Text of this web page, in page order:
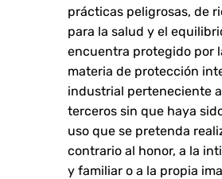
prácticas peligrosas, de
para la salud y el
encuentra protegido por
materia de protección
industrial perteneciente
terceros sin que haya
uso que se pretenda
contrario al honor, a la
y familiar o a la propia